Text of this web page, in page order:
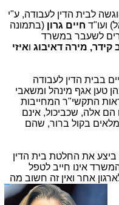
לבית הדין לעבודה, ע"י
ועו"ד חיים גרון (בתמונה
לשעבר במשרד
קידר, מירה דאיבוג ואיזי
בבית הדין לעבודה
טען אגף מינהל ומשאבי
התקשי"ר המחייבות
אלה, שכביכול, אינם
בקול ברור, שהם
את החלטת בית הדין
אינו חייב לטפל
אחר ואין זה חשוב מה